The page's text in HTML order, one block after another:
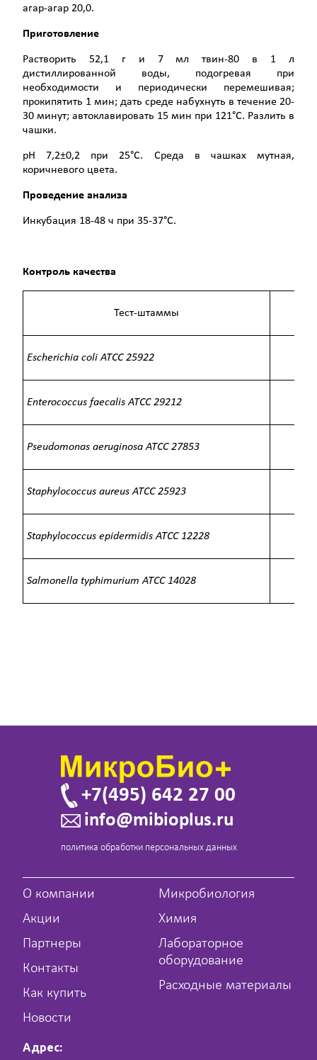
агар-агар 20,0.
Приготовление
Растворить 52,1 г и 7 мл твин-80 в 1 л
дистиллированной воды, подогревая при
необходимости и периодически перемешивая;
прокипятить 1 мин; дать среде набухнуть в течение 20-
30 минут; автоклавировать 15 мин при 121°С. Разлить в
чашки.
рН 7,2±0,2 при 25°С. Среда в чашках мутная,
коричневого цвета.
Проведение анализа
Инкубация 18-48 ч при 35-37°С.
Контроль качества
Тест-штаммы
Escherichia coliATCC25922
Enterococcus faecalisATCC29212
Pseudomonas aeruginosaATCC27853
Staphylococcus aureusATCC25923
Staphylococcus epidermidisATCC12228
Salmonella typhimuriumATCC14028
+7(495) 642 27 00
info@mibioplus.ru
политика обработки персональных данных
О компании
Акции
Партнеры
Контакты
Как купить
Новости
Микробиология
Химия
Лабораторное
оборудование
Расходные материалы
Адрес: